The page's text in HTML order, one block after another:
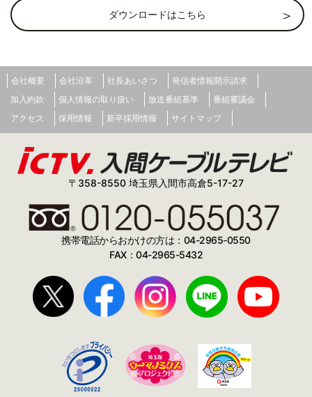
も安心して
安心のネットワーク接続、Wi-Fi接続、
オンラインバンキング、オンラインショッピングなど、
全てのインターネット接続を安全に保つ。
対応プラットフォーム・システム要件
ユーザーマニュアルはこちら
ソフト一覧
ウイルス対策
セキュリティ
生活・実用
ビジネス
デザイン
ダウンロードはこちら
会社概要 会社沿革 社長あいさつ
発信者情報開示請求
加入約款
個人情報の取り扱い 放送番組基準
番組審議会
アクセス
採用情報 新卒採用情報 サイトマップ
〒358-8550 埼玉県入間市高倉5-17-27
携帯電話からおかけの方は：04-2965-0550
FAX：04-2965-5432